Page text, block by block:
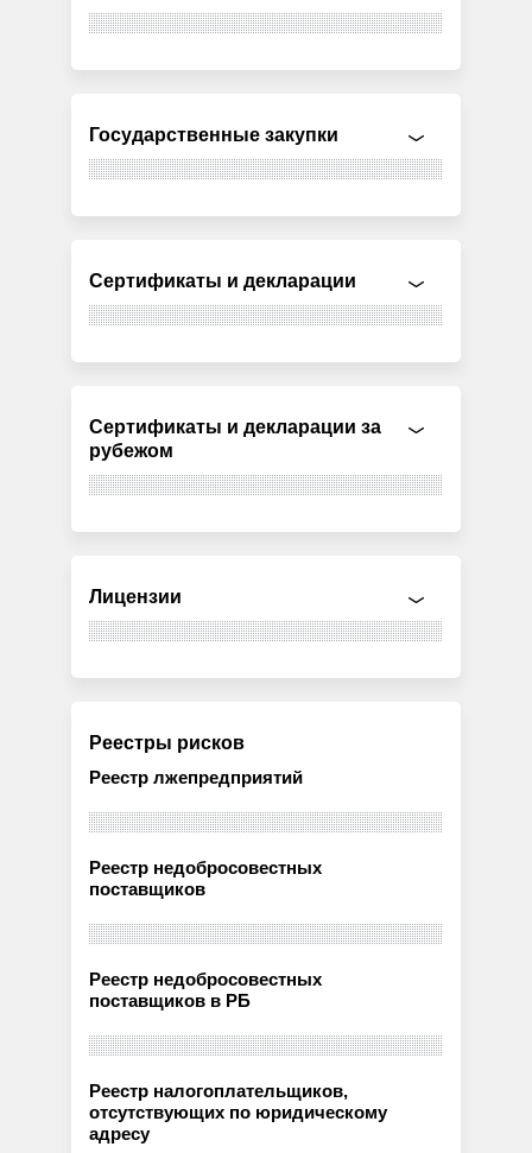
Государственные закупки
Сертификаты и декларации
Сертификаты и декларации за
рубежом
Лицензии
Реестры рисков
Реестр лжепредприятий
Реестр недобросовестных
поставщиков
Реестр недобросовестных
поставщиков в РБ
Реестр налогоплательщиков,
отсутствующих по юридическому
адресу